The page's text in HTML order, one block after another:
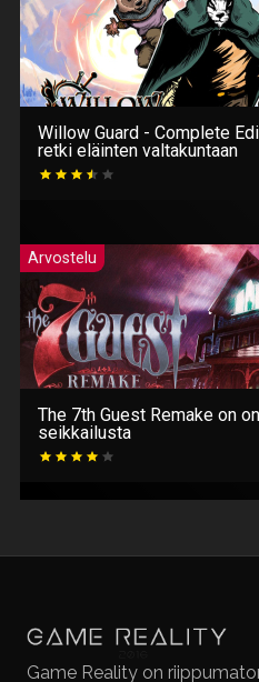
Willow Guard - Complete
retki eläinten valtakuntaan
Arvostelu
The 7th Guest Remake on
seikkailusta
Game Reality on